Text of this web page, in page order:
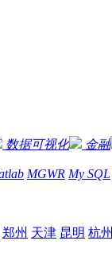
数据可视化 金融
MGWR My SQL
郑州 天津 昆明 杭州